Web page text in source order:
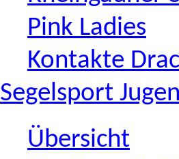
Pink Ladies
Kontakte
Segelsport
Übersicht